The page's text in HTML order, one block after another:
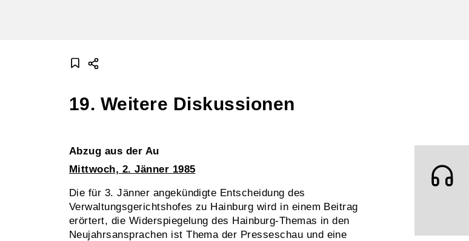
19. Weitere Diskussionen
Abzug aus der Au
Mittwoch, 2. Jänner 1985
Die für 3. Jänner angekündigte Entscheidung des
Verwaltungsgerichtshofes zu Hainburg wird in einem Beitrag
erörtert, die Widerspiegelung des Hainburg-Themas in den
Neujahrsansprachen ist Thema der Presseschau und eine